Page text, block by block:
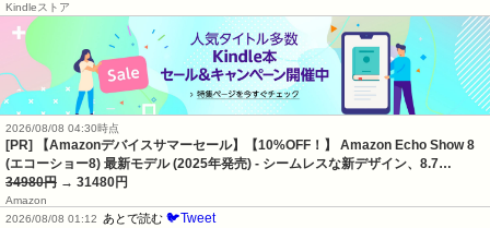
Kindleストア
2026/08/08 04:30時点
[PR] 【Amazonデバイスサマーセール】【10%OFF！】 Amazon Echo Show 8
(エコーショー8) 最新モデル (2025年発売) - シームレスな新デザイン、8.7…
34980円 → 31480円
Amazon
2026/08/08 01:12
あとで読む 🐦Tweet